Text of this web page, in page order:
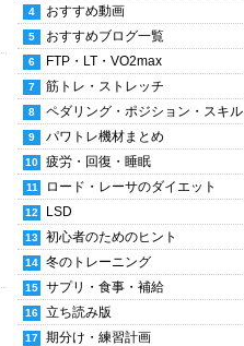
おすすめ動画
おすすめブログ一覧
FTP・LT・VO2max
筋トレ・ストレッチ
ペダリング・ポジション・スキル
パワトレ機材まとめ
疲労・回復・睡眠
ロード・レーサのダイエット
LSD
初心者のためのヒント
冬のトレーニング
サプリ・食事・補給
立ち読み版
期分け・練習計画